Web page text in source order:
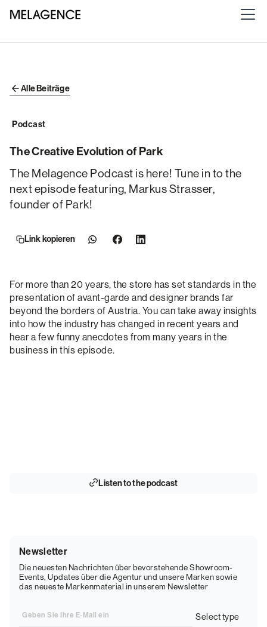
Alle Beiträge
Podcast
The Creative Evolution of Park
The Melagence Podcast is here! Tune in to the
next episode featuring, Markus Strasser,
founder of Park!
Link kopieren
For more than 20 years, the store has set standards in the
presentation of avant-garde and designer brands far
beyond the borders of Austria. You can take away insights
into how the industry has changed in recent years and
hear a few funny anecdotes from many years in the
business in this episode.
Listen to the podcast
Newsletter
Die neuesten Nachrichten über bevorstehende Showroom-
Events, Updates über die Agentur und unsere Marken sowie
das neueste Markenmaterial in unserem Newsletter